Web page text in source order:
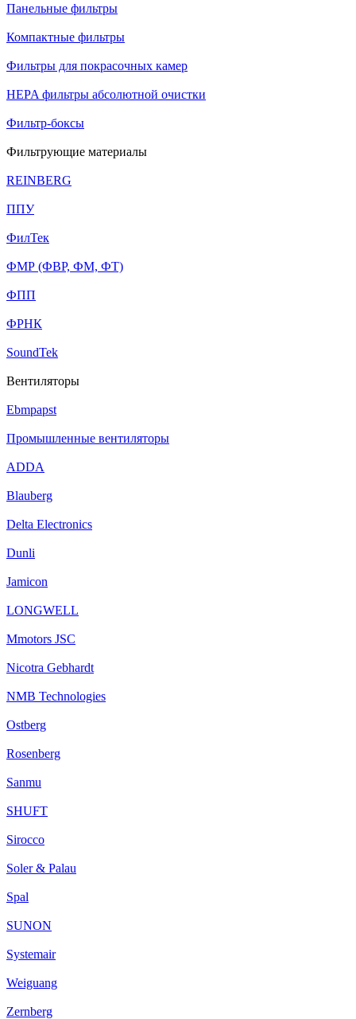
Панельные фильтры
Компактные фильтры
Фильтры для покрасочных камер
HEPA фильтры абсолютной очистки
Фильтр-боксы
Фильтрующие материалы
REINBERG
ППУ
ФилТек
ФМР (ФВР, ФМ, ФТ)
ФПП
ФРНК
SoundTek
Вентиляторы
Ebmpapst
Промышленные вентиляторы
ADDA
Blauberg
Delta Electronics
Dunli
Jamicon
LONGWELL
Mmotors JSC
Nicotra Gebhardt
NMB Technologies
Ostberg
Rosenberg
Sanmu
SHUFT
Sirocco
Soler & Palau
Spal
SUNON
Systemair
Weiguang
Zernberg